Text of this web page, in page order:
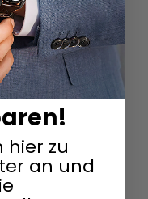
hier zu
an und